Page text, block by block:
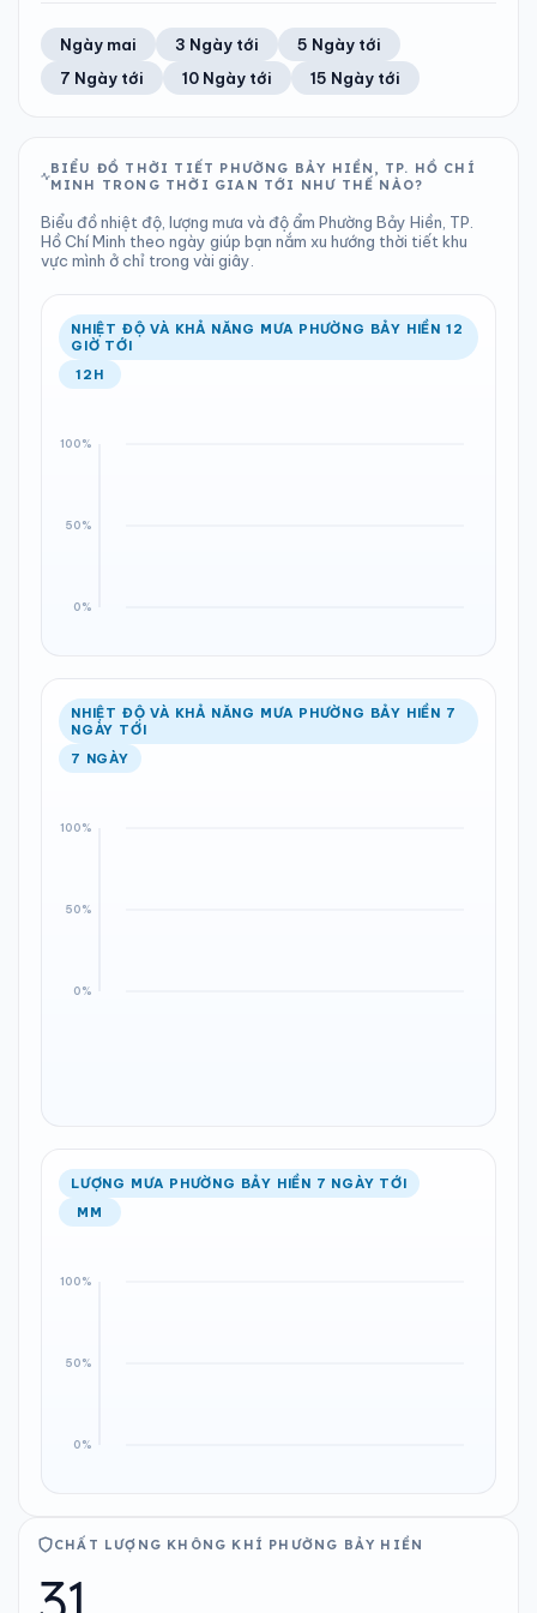
22°C 1%
Khả năng mưa
1.23 mm
Tổng cả ngày
1010 hPa
Bình thường
11
Chỉ số UV
Tốt
Ước lượng
21°C
Ổn định
0%
Khả năng mưa
Trung bình ngày Tốc độ gió
TIA UV TẦM NHÌN
LƯỢNG MƯA
0.12 mm
Tổng cả ngày
ÁP SUẤT
1009 hPa
Bình thường
Ổn định Khả năng mưa
Ngày mai 3 Ngày tới
5 Ngày tới
7 Ngày tới
10 Ngày tới 15 Ngày tới
BIỂU ĐỒ THỜI TIẾT PHƯỜNG BẢY HIỀN, TP. HỒ CHÍ
MINH TRONG THỜI GIAN TỚI NHƯ THẾ NÀO?
Biểu đồ nhiệt độ, lượng mưa và độ ẩm Phường Bảy Hiền, TP.
Hồ Chí Minh theo ngày giúp bạn nắm xu hướng thời tiết khu
vực mình ở chỉ trong vài giây.
NHIỆT ĐỘ VÀ KHẢ NĂNG MƯA PHƯỜNG BẢY HIỀN 12
GIỜ TỚI
12H
NHIỆT ĐỘ VÀ KHẢ NĂNG MƯA PHƯỜNG BẢY HIỀN 7
NGÀY TỚI
7 NGÀY
LƯỢNG MƯA PHƯỜNG BẢY HIỀN 7 NGÀY TỚI
MM
CHẤT LƯỢNG KHÔNG KHÍ PHƯỜNG BẢY HIỀN